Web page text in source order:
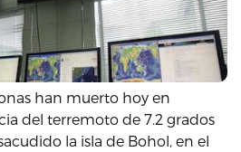
han muerto hoy en
del terremoto de 7.2 grados
la isla de Bohol, en el